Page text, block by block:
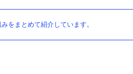
をまとめて紹介しています。